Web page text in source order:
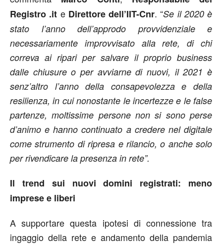
Registro .it e Direttore dell’IIT-Cnr. “Se il 2020 è
stato l’anno dell’approdo provvidenziale e
necessariamente improvvisato alla rete, di chi
correva ai ripari per salvare il proprio business
dalle chiusure o per avviarne di nuovi, il 2021 è
senz’altro l’anno della consapevolezza e della
resilienza, in cui nonostante le incertezze e le false
partenze, moltissime persone non si sono perse
d’animo e hanno continuato a credere nel digitale
come strumento di ripresa e rilancio, o anche solo
per rivendicare la presenza in rete”.
Il trend sui nuovi domini registrati: meno
imprese e liberi
A supportare questa ipotesi di connessione tra
ingaggio della rete e andamento della pandemia